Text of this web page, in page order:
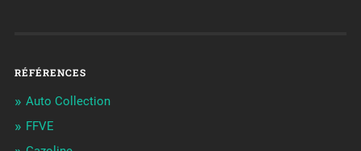
RÉFÉRENCES
Auto Collection
FFVE